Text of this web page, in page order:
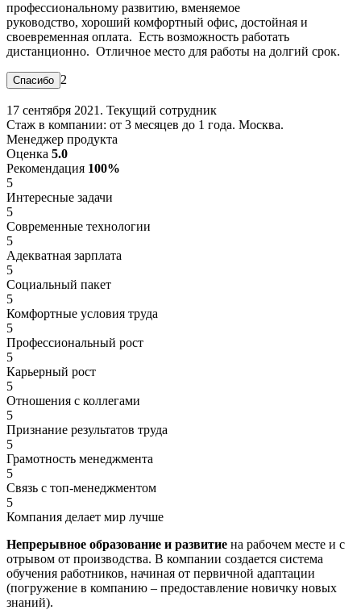
профессиональному развитию, вменяемое
руководство, хороший комфортный офис, достойная и
своевременная оплата. Есть возможность работать
дистанционно. Отличное место для работы на долгий срок.
2
17 сентября 2021. Текущий сотрудник
Стаж в компании: от 3 месяцев до 1 года. Москва.
Менеджер продукта
Оценка 5.0
Рекомендация 100%
5
Интересные задачи
5
Современные технологии
5
Адекватная зарплата
5
Социальный пакет
5
Комфортные условия труда
5
Профессиональный рост
5
Карьерный рост
5
Отношения с коллегами
5
Признание результатов труда
5
Грамотность менеджмента
5
Связь с топ-менеджментом
5
Компания делает мир лучше
Непрерывное образование и развитие на рабочем месте и с
отрывом от производства. В компании создается система
обучения работников, начиная от первичной адаптации
(погружение в компанию – предоставление новичку новых
знаний).